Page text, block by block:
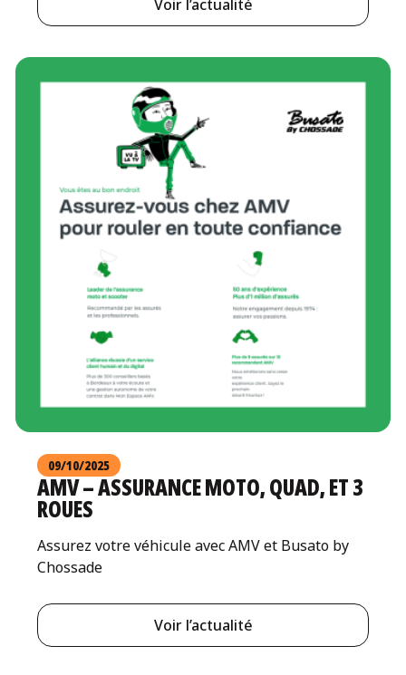
Voir l’actualité
09/10/2025
AMV – ASSURANCE MOTO, QUAD, ET 3
ROUES
Assurez votre véhicule avec AMV et Busato by
Chossade
Voir l’actualité